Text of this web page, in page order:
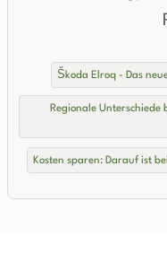
Škoda Elroq - Das
Regionale
Kosten sparen: Darauf ist